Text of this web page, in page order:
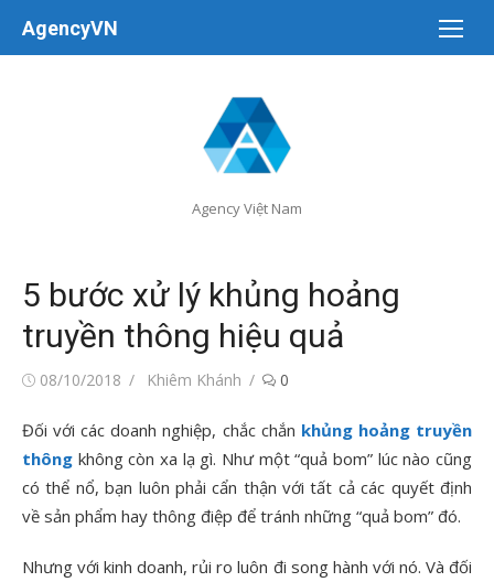
Agency Việt Nam
AgencyVN
5 bước xử lý khủng hoảng
truyền thông hiệu quả
Đăng08/10/2018
Tác
Khiêm Khánh 0
Đối với các doanh nghiệp, chắc chắn khủng hoảng truyền
thông không còn xa lạ gì. Như một “quả bom” lúc nào cũng
có thể nổ, bạn luôn phải cẩn thận với tất cả các quyết định
về sản phẩm hay thông điệp để tránh những “quả bom” đó.
Nhưng với kinh doanh, rủi ro luôn đi song hành với nó. Và đối